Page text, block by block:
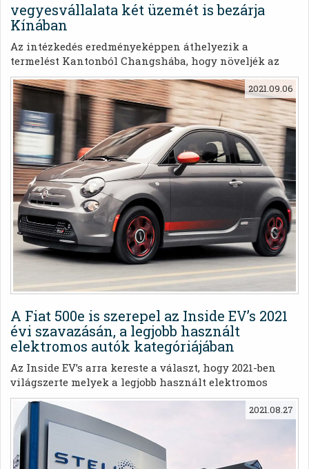
vegyesvállalata két üzemét is bezárja
Kínában
Az intézkedés eredményeképpen áthelyezik a
termelést Kantonból Changshába, hogy növeljék az
üzemek kihasználtságát és csökkentsék a termelési
költségeket.
A Fiat 500e is szerepel az Inside EV’s 2021
évi szavazásán, a legjobb használt
elektromos autók kategóriájában
2021.09.06
Az Inside EV’s arra kereste a választ, hogy 2021-ben
világszerte melyek a legjobb használt elektromos
autók.
2021.08.27